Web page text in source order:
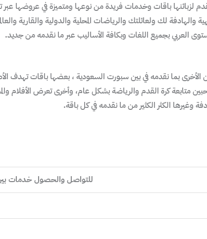
لزبائنها باقات وخدمات فريدة من نوعها ومتميزة في عروضها
والهادفة لك ولعائلتك والرياضات المحلية والدولية والقارية
العربي بجميع اللغات وبكافة الأساليب عبر ما نقدمه من جديد.
الأخرى بما نقدمه في بين سبورت السعودية ، بعضها باقات تهدف
كرة القدم والرياضة بشكل عام، وأخرى تعرض الأفلام
وغيرها الكثر الكثير من ما نقدمه في كل باقة.
للتواصل والحصول خدمات